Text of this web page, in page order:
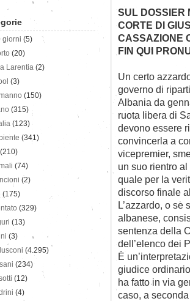
SUL DOSSIER
CORTE DI
CASSAZIONE
FIN QUI
Un certo
governo di
Albania da
ruota libera di
devono essere
convincerla a
vicepremier,
un suo rientro
quale per la
discorso finale
L’azzardo, o se
albanese,
sentenza della
dell’elenco dei
È
giudice
ha fatto in via
caso, a
giorni (5)
(20)
Larentia (2)
(3)
(150)
(315)
(123)
(341)
(210)
(74)
(2)
(175)
(329)
(13)
(3)
(4.295)
(234)
(12)
(4)